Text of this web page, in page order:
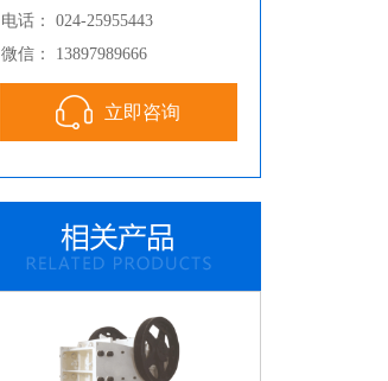
电话： 024-25955443
微信： 13897989666
立即咨询
液压旋回破碎机